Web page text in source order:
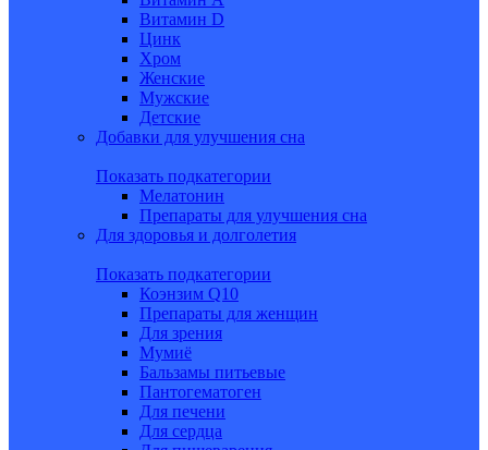
Витамин D
Цинк
Хром
Женские
Мужские
Детские
Добавки для улучшения сна
Показать подкатегории
Мелатонин
Препараты для улучшения сна
Для здоровья и долголетия
Показать подкатегории
Коэнзим Q10
Препараты для женщин
Для зрения
Мумиё
Бальзамы питьевые
Пантогематоген
Для печени
Для сердца